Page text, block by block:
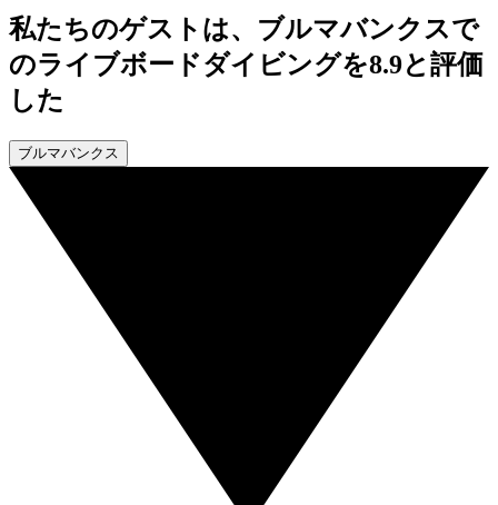
私たちのゲストは、ブルマバンクスで
のライブボードダイビングを8.9と評価
した
ブルマバンクス